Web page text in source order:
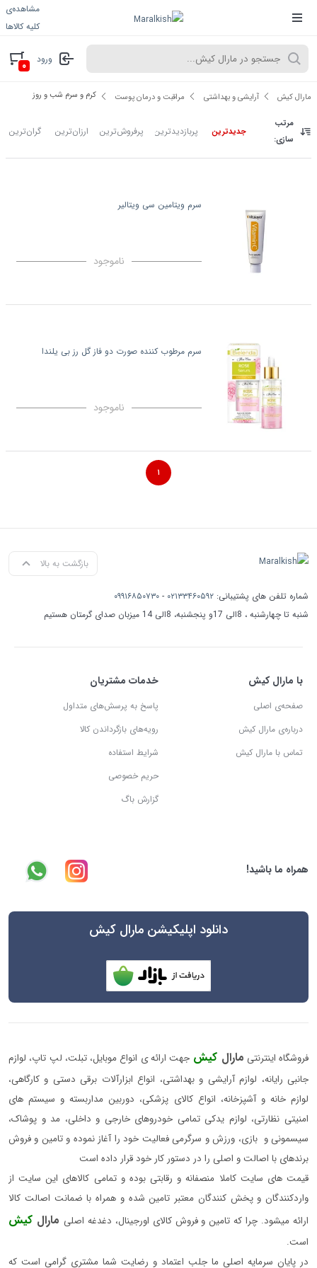
مشاهده‌ی
کلیه کالاها
ورود ۰
مارال کیش آرایشی و بهداشتی مراقبت و درمان پوست کرم و سرم شب و روز
مرتب
سازی:
جدیدترین پربازدیدترین پرفروش‌ترین ارزان‌ترین گران‌ترین
سرم ویتامین سی ویتالیر
ناموجود
سرم مرطوب کننده صورت دو فاز گل رز بی یلندا
ناموجود
۱
بازگشت به بالا
شماره تلفن های پشتیبانی: ۰۲۱۳۳۴۶۰۵۹۲ - ۰۹۹۱۶۸۵۰۷۳۰
شنبه تا چهارشنبه ، 8الی 17و پنجشنبه، 8الی 14 میزبان صدای گرمتان هستیم
با مارال کیش
صفحه‌ی اصلی
درباره‌ی مارال کیش
تماس با مارال کیش
خدمات مشتریان
پاسخ به پرسش‌های متداول
رویه‌های بازگرداندن کالا
شرایط استفاده
حریم خصوصی
گزارش باگ
همراه ما باشید!
دانلود اپلیکیشن مارال کیش
فروشگاه اینترنتی مارال کیش جهت ارائه ی انواع موبایل، تبلت، لپ تاپ، لوازم
جانبی رایانه، لوازم آرایشی و بهداشتی، انواع ابزارآلات برقی دستی و کارگاهی،
لوازم خانه و آشپزخانه، انواع کالای پزشکی، دوربین مداربسته و سیستم های
امنیتی نظارتی، لوازم یدکی تمامی خودروهای خارجی و داخلی، مد و پوشاک،
سیسمونی و بازی، ورزش و سرگرمی فعالیت خود را آغاز نموده و تامین و فروش
برندهای با اصالت و اصلی را در دستور کار خود قرار داده است
قیمت های سایت کاملا منصفانه و رقابتی بوده و تمامی کالاهای این سایت از
واردکنندگان و پخش کنندگان معتبر تامین شده و همراه با ضمانت اصالت کالا
ارائه میشود. چرا که تامین و فروش کالای اورجینال، دغدغه اصلی مارال کیش
است.
در پایان سرمایه اصلی ما جلب اعتماد و رضایت شما مشتری گرامی است که